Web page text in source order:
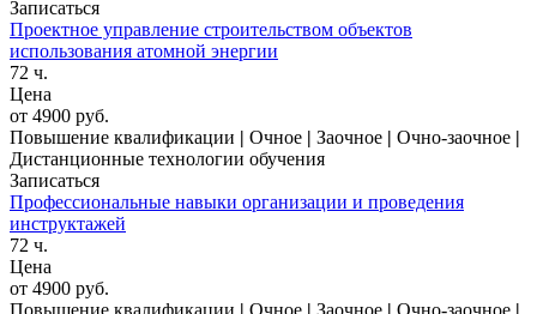
Записаться
Проектное управление строительством объектов
использования атомной энергии
72 ч.
Цена
от 4900 руб.
Повышение квалификации | Очное | Заочное | Очно-заочное |
Дистанционные технологии обучения
Записаться
Профессиональные навыки организации и проведения
инструктажей
72 ч.
Цена
от 4900 руб.
Повышение квалификации | Очное | Заочное | Очно-заочное |